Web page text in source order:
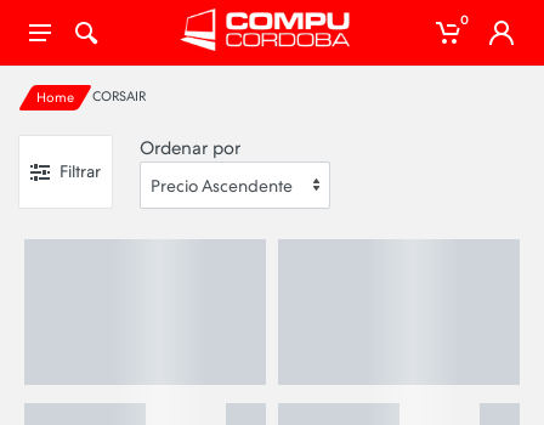
0
Home CORSAIR
Filtrar
Ordenar por